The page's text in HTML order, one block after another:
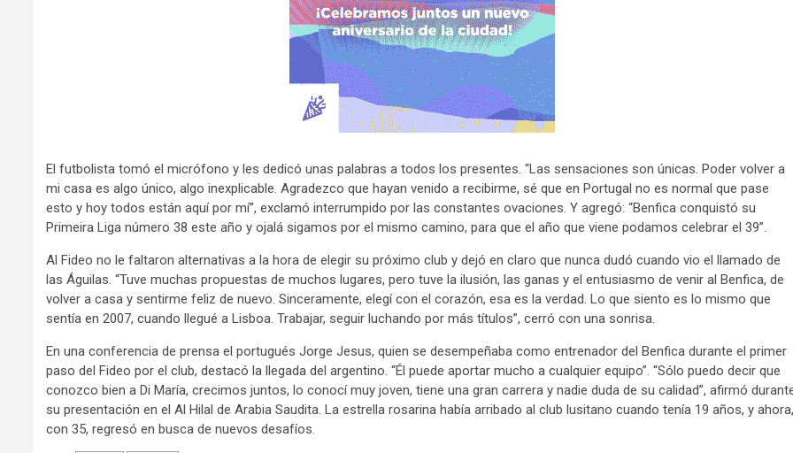
El futbolista tomó el micrófono y les dedicó unas palabras a todos los presentes. “Las sensaciones son únicas. Poder volver a
mi casa es algo único, algo inexplicable. Agradezco que hayan venido a recibirme, sé que en Portugal no es normal que pase
esto y hoy todos están aquí por mí”, exclamó interrumpido por las constantes ovaciones. Y agregó: “Benfica conquistó su
Primeira Liga número 38 este año y ojalá sigamos por el mismo camino, para que el año que viene podamos celebrar el 39”.
Al Fideo no le faltaron alternativas a la hora de elegir su próximo club y dejó en claro que nunca dudó cuando vio el llamado de
las Águilas. “Tuve muchas propuestas de muchos lugares, pero tuve la ilusión, las ganas y el entusiasmo de venir al Benfica, de
volver a casa y sentirme feliz de nuevo. Sinceramente, elegí con el corazón, esa es la verdad. Lo que siento es lo mismo que
sentía en 2007, cuando llegué a Lisboa. Trabajar, seguir luchando por más títulos”, cerró con una sonrisa.
En una conferencia de prensa el portugués Jorge Jesus, quien se desempeñaba como entrenador del Benfica durante el primer
paso del Fideo por el club, destacó la llegada del argentino. “Él puede aportar mucho a cualquier equipo”. “Sólo puedo decir que
conozco bien a Di María, crecimos juntos, lo conocí muy joven, tiene una gran carrera y nadie duda de su calidad”, afirmó
su presentación en el Al Hilal de Arabia Saudita. La estrella rosarina había arribado al club lusitano cuando tenía 19 años, y ahora,
con 35, regresó en busca de nuevos desafíos.